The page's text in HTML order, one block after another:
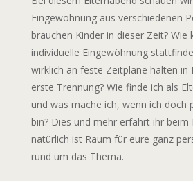
Eingewöhnung aus verschiedenen
brauchen Kinder in dieser Zeit? Wie
individuelle Eingewöhnung
wirklich an feste Zeitpläne halten in
erste Trennung? Wie finde ich als
und was mache ich, wenn ich doch
bin? Dies und mehr erfahrt ihr beim
natürlich ist Raum für eure ganz
rund um das Thema.